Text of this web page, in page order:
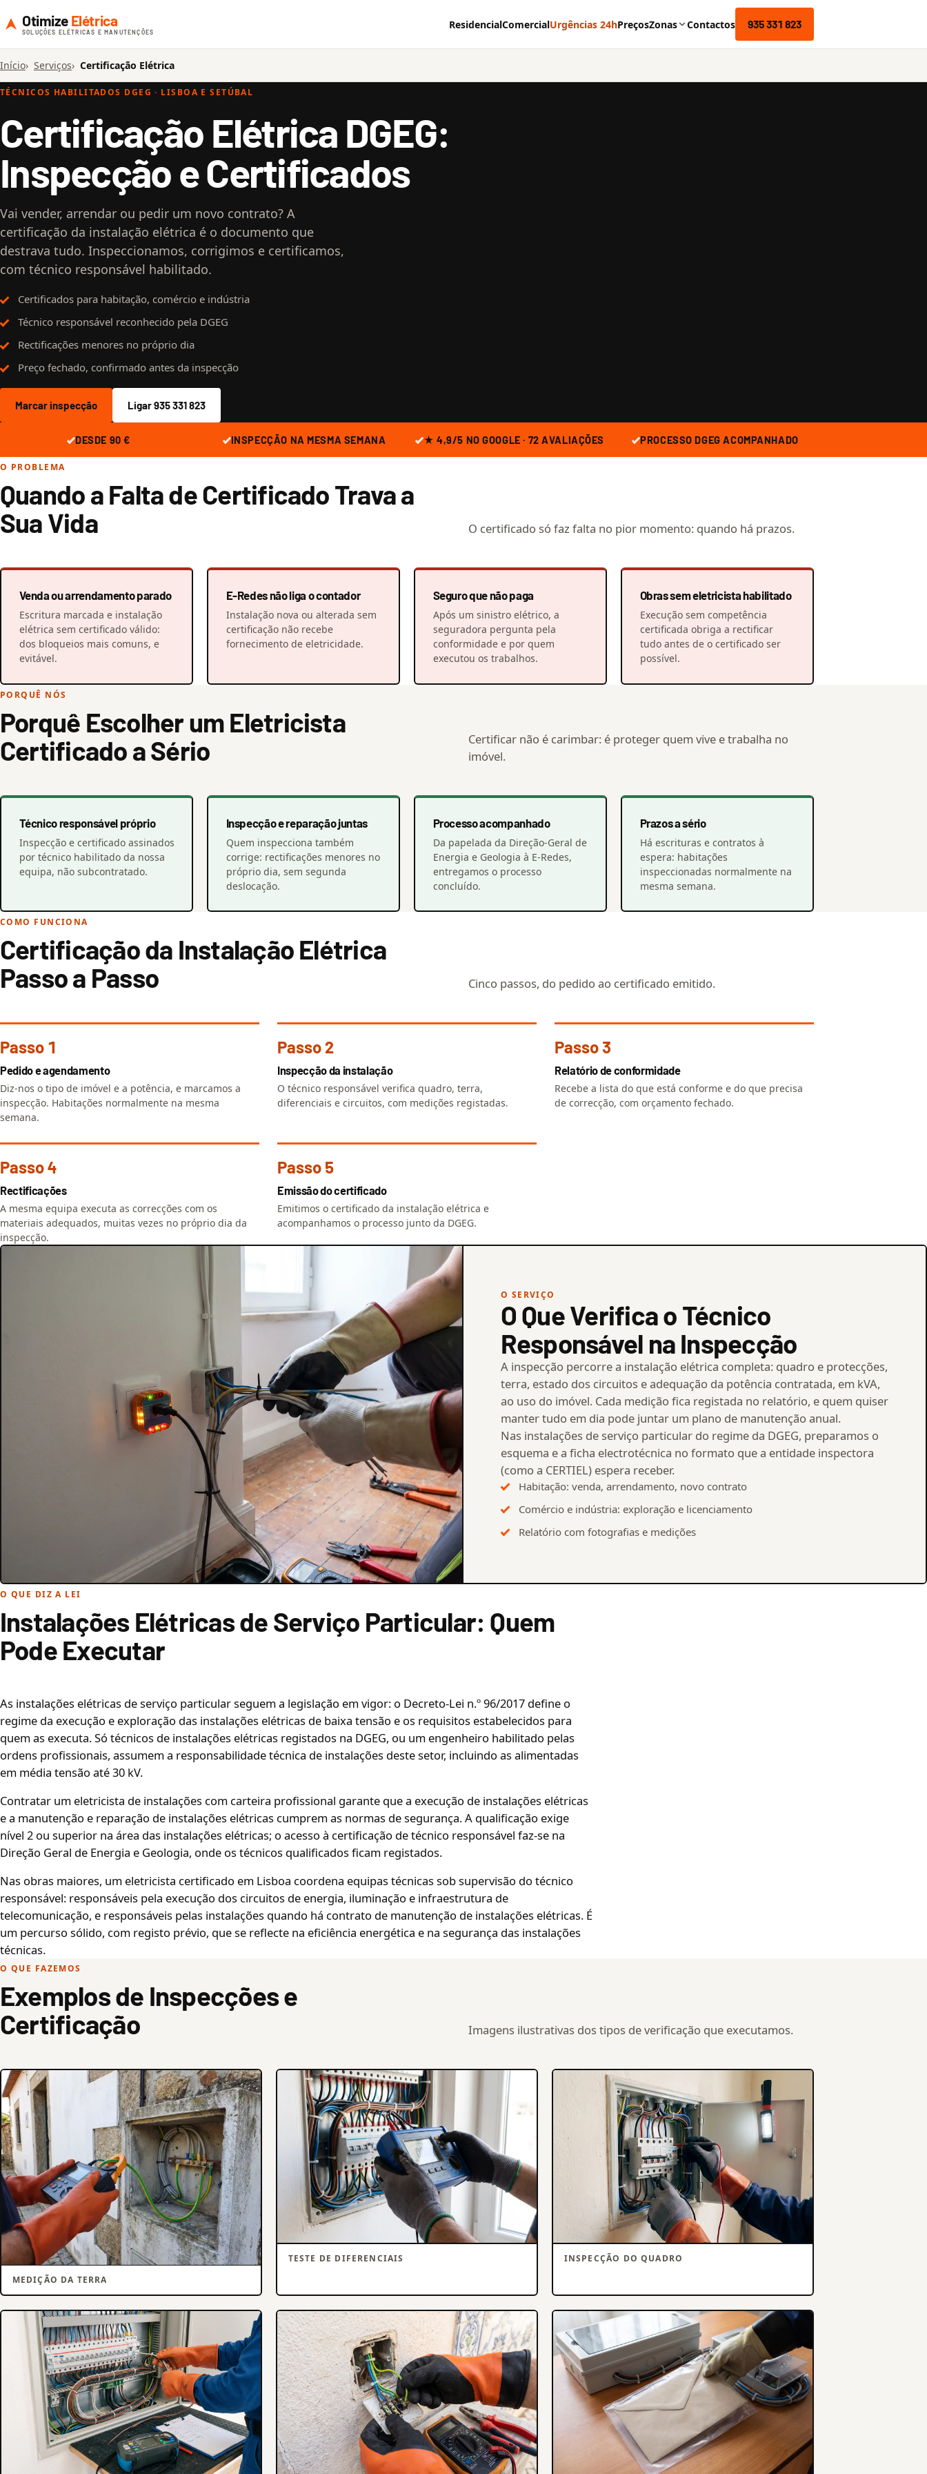
Otimize Elétrica
SOLUÇÕES ELÉTRICAS E MANUTENÇÕES
ResidencialComercialUrgências 24hPreçosZonas Contactos 935 331 823
Início Serviços Certificação Elétrica
TÉCNICOS HABILITADOS DGEG · LISBOA E SETÚBAL
Certificação Elétrica DGEG:
Inspecção e Certificados
Vai vender, arrendar ou pedir um novo contrato? A
certificação da instalação elétrica é o documento que
destrava tudo. Inspeccionamos, corrigimos e certificamos,
com técnico responsável habilitado.
Certificados para habitação, comércio e indústria
Técnico responsável reconhecido pela DGEG
Rectificações menores no próprio dia
Preço fechado, confirmado antes da inspecção
Marcar inspecção Ligar 935 331 823
DESDE 90 € INSPECÇÃO NA MESMA SEMANA ★ 4,9/5 NO GOOGLE · 72 AVALIAÇÕES PROCESSO DGEG ACOMPANHADO
O PROBLEMA
Quando a Falta de Certificado Trava a
Sua Vida
O certificado só faz falta no pior momento: quando há prazos.
Venda ou arrendamento parado
Escritura marcada e instalação
elétrica sem certificado válido:
dos bloqueios mais comuns, e
evitável.
E-Redes não liga o contador
Instalação nova ou alterada sem
certificação não recebe
fornecimento de eletricidade.
Seguro que não paga
Após um sinistro elétrico, a
seguradora pergunta pela
conformidade e por quem
executou os trabalhos.
Obras sem eletricista habilitado
Execução sem competência
certificada obriga a rectificar
tudo antes de o certificado ser
possível.
PORQUÊ NÓS
Porquê Escolher um Eletricista
Certificado a Sério
Certificar não é carimbar: é proteger quem vive e trabalha no
imóvel.
Técnico responsável próprio
Inspecção e certificado assinados
por técnico habilitado da nossa
equipa, não subcontratado.
Inspecção e reparação juntas
Quem inspecciona também
corrige: rectificações menores no
próprio dia, sem segunda
deslocação.
Processo acompanhado
Da papelada da Direção-Geral de
Energia e Geologia à E-Redes,
entregamos o processo
concluído.
Prazos a sério
Há escrituras e contratos à
espera: habitações
inspeccionadas normalmente na
mesma semana.
COMO FUNCIONA
Certificação da Instalação Elétrica
Passo a Passo
Cinco passos, do pedido ao certificado emitido.
Passo 1
Pedido e agendamento
Diz-nos o tipo de imóvel e a potência, e marcamos a
inspecção. Habitações normalmente na mesma
semana.
Passo 2
Inspecção da instalação
O técnico responsável verifica quadro, terra,
diferenciais e circuitos, com medições registadas.
Passo 3
Relatório de conformidade
Recebe a lista do que está conforme e do que precisa
de correcção, com orçamento fechado.
Passo 4
Rectificações
A mesma equipa executa as correcções com os
materiais adequados, muitas vezes no próprio dia da
inspecção.
Passo 5
Emissão do certificado
Emitimos o certificado da instalação elétrica e
acompanhamos o processo junto da DGEG.
O SERVIÇO
O Que Verifica o Técnico
Responsável na Inspecção
A inspecção percorre a instalação elétrica completa: quadro e protecções,
terra, estado dos circuitos e adequação da potência contratada, em kVA,
ao uso do imóvel. Cada medição fica registada no relatório, e quem quiser
manter tudo em dia pode juntar um plano de manutenção anual.
Nas instalações de serviço particular do regime da DGEG, preparamos o
esquema e a ficha electrotécnica no formato que a entidade inspectora
(como a CERTIEL) espera receber.
Habitação: venda, arrendamento, novo contrato
Comércio e indústria: exploração e licenciamento
Relatório com fotografias e medições
O QUE DIZ A LEI
Instalações Elétricas de Serviço Particular: Quem
Pode Executar
As instalações elétricas de serviço particular seguem a legislação em vigor: o Decreto-Lei n.º 96/2017 define o
regime da execução e exploração das instalações elétricas de baixa tensão e os requisitos estabelecidos para
quem as executa. Só técnicos de instalações elétricas registados na DGEG, ou um engenheiro habilitado pelas
ordens profissionais, assumem a responsabilidade técnica de instalações deste setor, incluindo as alimentadas
em média tensão até 30 kV.
Contratar um eletricista de instalações com carteira profissional garante que a execução de instalações elétricas
e a manutenção e reparação de instalações elétricas cumprem as normas de segurança. A qualificação exige
nível 2 ou superior na área das instalações elétricas; o acesso à certificação de técnico responsável faz-se na
Direção Geral de Energia e Geologia, onde os técnicos qualificados ficam registados.
Nas obras maiores, um eletricista certificado em Lisboa coordena equipas técnicas sob supervisão do técnico
responsável: responsáveis pela execução dos circuitos de energia, iluminação e infraestrutura de
telecomunicação, e responsáveis pelas instalações quando há contrato de manutenção de instalações elétricas. É
um percurso sólido, com registo prévio, que se reflecte na eficiência energética e na segurança das instalações
técnicas.
O QUE FAZEMOS
Exemplos de Inspecções e
Certificação
Imagens ilustrativas dos tipos de verificação que executamos.
MEDIÇÃO DA TERRA
TESTE DE DIFERENCIAIS INSPECÇÃO DO QUADRO